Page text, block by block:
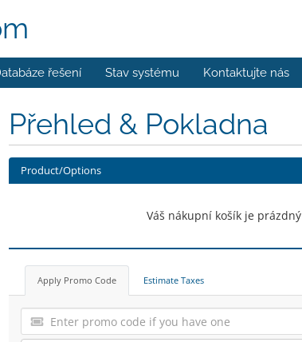
řešení Stav systému Kontaktujte nás
Přehled & Pokladna
Product/Options
Váš nákupní košík je prázdný
Apply Promo Code Estimate Taxes